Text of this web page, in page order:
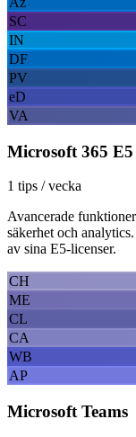
SC
IN
DF
PV
eD
VA
Microsoft 365 E5
1 tips / vecka
Avancerade
säkerhet och
av sina E5-licenser.
CH
ME
CL
CA
WB
AP
Microsoft Teams